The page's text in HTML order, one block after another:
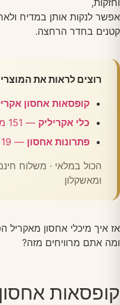
וחזקות,
אפשר לנקות אותן במדיח
קטנים בחדר הרחצה.
רוצים לראות את
קופסאות אחסון
כלי אקריליק — 151 מוצרים במלאי
פתרונות אחסון — 19 מוצרים במלאי
ומאשקלון
אז איך מיכלי אחסון מאקריל
ומה אתם מרוויחים מזה?
קופסאות